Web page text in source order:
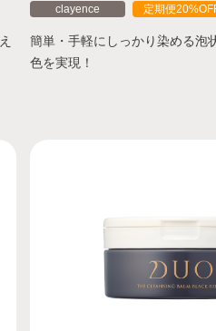
clayence 定期便
簡単・手軽にしっかり染める泡
色を実現！